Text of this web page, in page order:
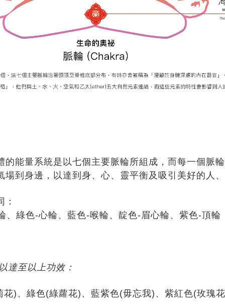
能量系統是以七個主要脈輪所組成，而每一個脈
到身邊，以達到身、心、靈平衡及吸引美好的人
、綠色-心輪、藍色-喉輪、靛色-眉心輪、紫色-頂輪
達至以上功效：
)、綠色(綠蘿花)、藍紫色(毋忘我)、紫紅色(玫瑰